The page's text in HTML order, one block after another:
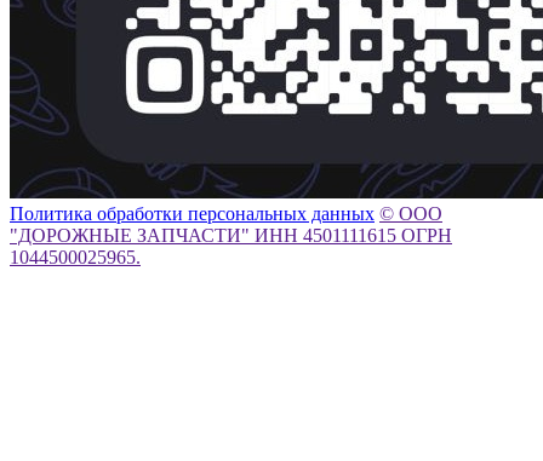
Политика обработки персональных данных © ООО
"ДОРОЖНЫЕ ЗАПЧАСТИ" ИНН 4501111615 ОГРН
1044500025965.